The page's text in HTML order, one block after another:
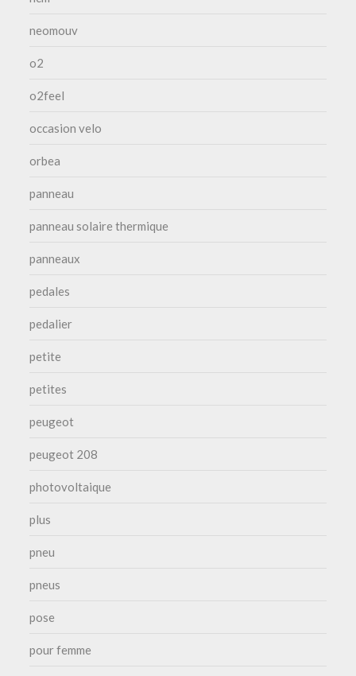
neomouv
o2
o2feel
occasion velo
orbea
panneau
panneau solaire thermique
panneaux
pedales
pedalier
petite
petites
peugeot
peugeot 208
photovoltaique
plus
pneu
pneus
pose
pour femme